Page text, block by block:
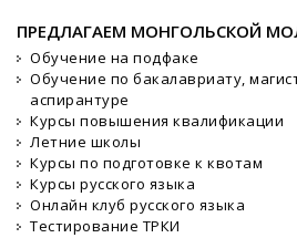
ПРЕДЛАГАЕМ МОНГОЛЬСКОЙ
Обучение на подфаке
Обучение по бакалавриату,
аспирантуре
Курсы повышения квалификации
Летние школы
Курсы по подготовке к квотам
Курсы русского языка
Онлайн клуб русского языка
Тестирование ТРКИ